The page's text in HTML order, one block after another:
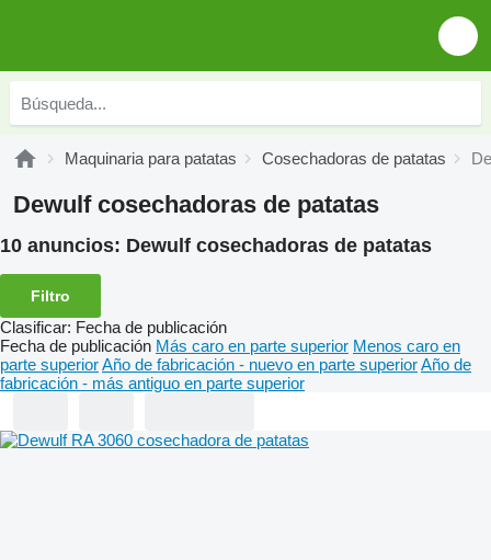
Maquinaria para patatas Cosechadoras de patatas
Dewulf cosechadoras de patatas
10 anuncios: Dewulf cosechadoras de patatas
Filtro
Clasificar: Fecha de publicación
Fecha de publicación Más caro en parte superior Menos caro en
parte superiorAño de fabricación - nuevo en parte superiorAño de
fabricación - más antiguo en parte superior